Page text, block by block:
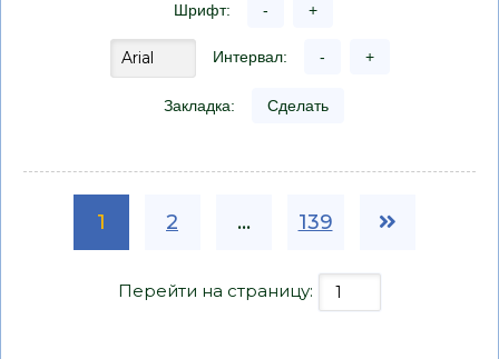
Шрифт: - +
Интервал: - +
Закладка: Сделать
1 2 ... 139
Перейти на страницу: